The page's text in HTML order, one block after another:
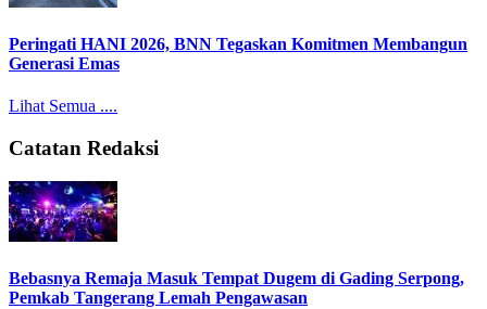
Peringati HANI 2026, BNN Tegaskan Komitmen Membangun
Generasi Emas
Lihat Semua ....
Catatan Redaksi
Bebasnya Remaja Masuk Tempat Dugem di Gading Serpong,
Pemkab Tangerang Lemah Pengawasan